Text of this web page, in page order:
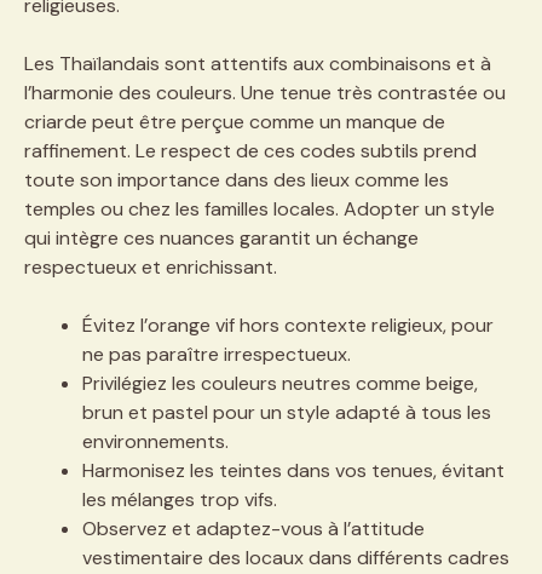
religieuses.
Les Thaïlandais sont attentifs aux combinaisons et à
l’harmonie des couleurs. Une tenue très contrastée ou
criarde peut être perçue comme un manque de
raffinement. Le respect de ces codes subtils prend
toute son importance dans des lieux comme les
temples ou chez les familles locales. Adopter un style
qui intègre ces nuances garantit un échange
respectueux et enrichissant.
Évitez l’orange vif hors contexte religieux, pour
ne pas paraître irrespectueux.
Privilégiez les couleurs neutres comme beige,
brun et pastel pour un style adapté à tous les
environnements.
Harmonisez les teintes dans vos tenues, évitant
les mélanges trop vifs.
Observez et adaptez-vous à l’attitude
vestimentaire des locaux dans différents cadres